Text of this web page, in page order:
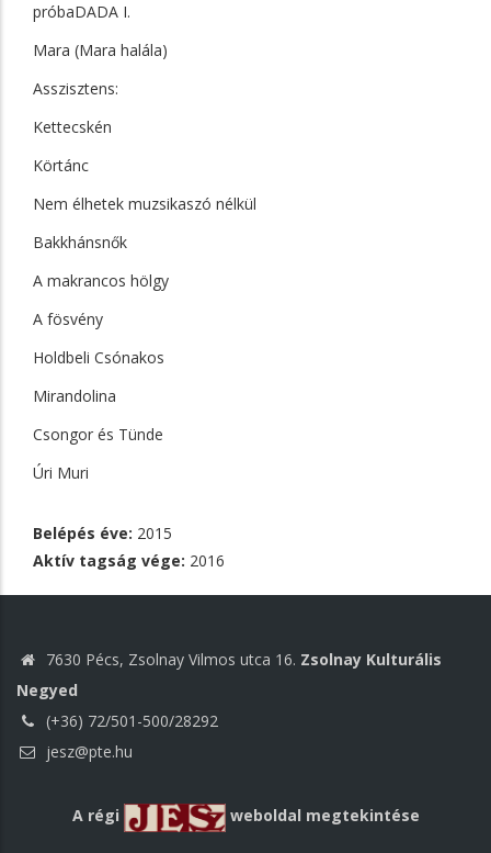
próbaDADA I.
Mara (Mara halála)
Asszisztens:
Kettecskén
Körtánc
Nem élhetek muzsikaszó nélkül
Bakkhánsnők
A makrancos hölgy
A fösvény
Holdbeli Csónakos
Mirandolina
Csongor és Tünde
Úri Muri
Belépés éve: 2015
Aktív tagság vége: 2016
7630 Pécs, Zsolnay Vilmos utca 16. Zsolnay Kulturális
Negyed
(+36) 72/501-500/28292
jesz@pte.hu
A régi weboldal megtekintése